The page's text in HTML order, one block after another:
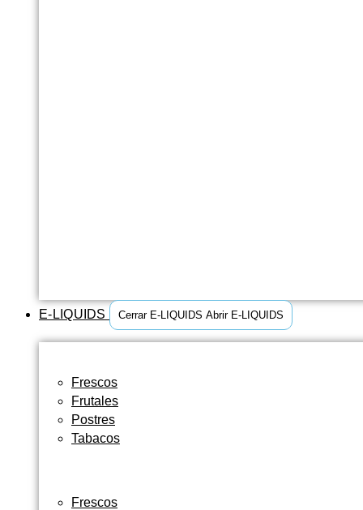
E-LIQUIDS Cerrar E-LIQUIDS Abrir E-LIQUIDS
Frescos
Frutales
Postres
Tabacos
Frescos